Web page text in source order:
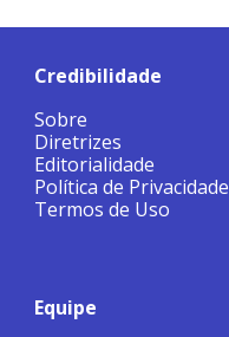
Credibilidade
Sobre
Diretrizes
Editorialidade
Política de Privacidade
Termos de Uso
Equipe